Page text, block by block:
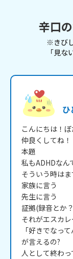
辛口
※きび
「見
ひ
こんにちは！ぼ
仲良くしてね！
本題
私もADHDなん
そういう時はま
家族に言う
先生に言う
証拠(録音とか
それがエスカレ
「好きでなっ
が言えるの?
人として終わっ